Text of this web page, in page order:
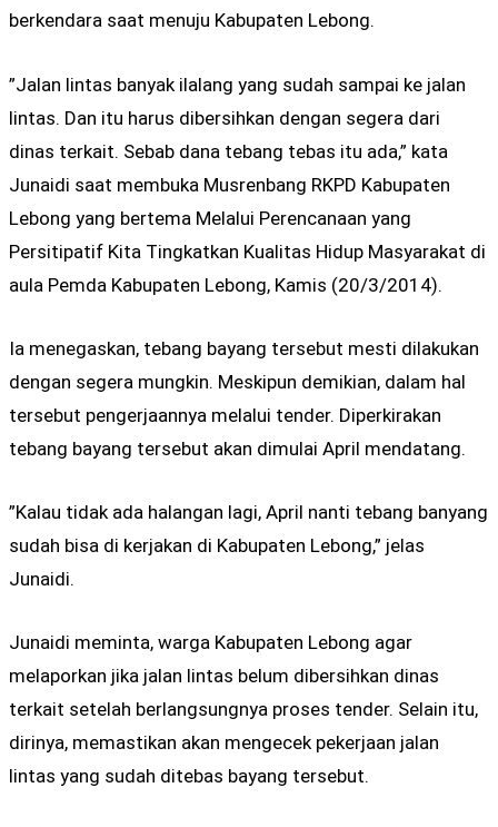
berkendara saat menuju Kabupaten Lebong.
”Jalan lintas banyak ilalang yang sudah sampai ke jalan
lintas. Dan itu harus dibersihkan dengan segera dari
dinas terkait. Sebab dana tebang tebas itu ada,” kata
Junaidi saat membuka Musrenbang RKPD Kabupaten
Lebong yang bertema Melalui Perencanaan yang
Persitipatif Kita Tingkatkan Kualitas Hidup Masyarakat di
aula Pemda Kabupaten Lebong, Kamis (20/3/2014).
Ia menegaskan, tebang bayang tersebut mesti dilakukan
dengan segera mungkin. Meskipun demikian, dalam hal
tersebut pengerjaannya melalui tender. Diperkirakan
tebang bayang tersebut akan dimulai April mendatang.
”Kalau tidak ada halangan lagi, April nanti tebang banyang
sudah bisa di kerjakan di Kabupaten Lebong,” jelas
Junaidi.
Junaidi meminta, warga Kabupaten Lebong agar
melaporkan jika jalan lintas belum dibersihkan dinas
terkait setelah berlangsungnya proses tender. Selain itu,
dirinya, memastikan akan mengecek pekerjaan jalan
lintas yang sudah ditebas bayang tersebut.